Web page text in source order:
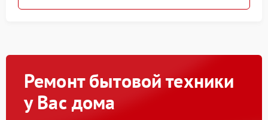
Ремонт бытовой техники
у Вас дома